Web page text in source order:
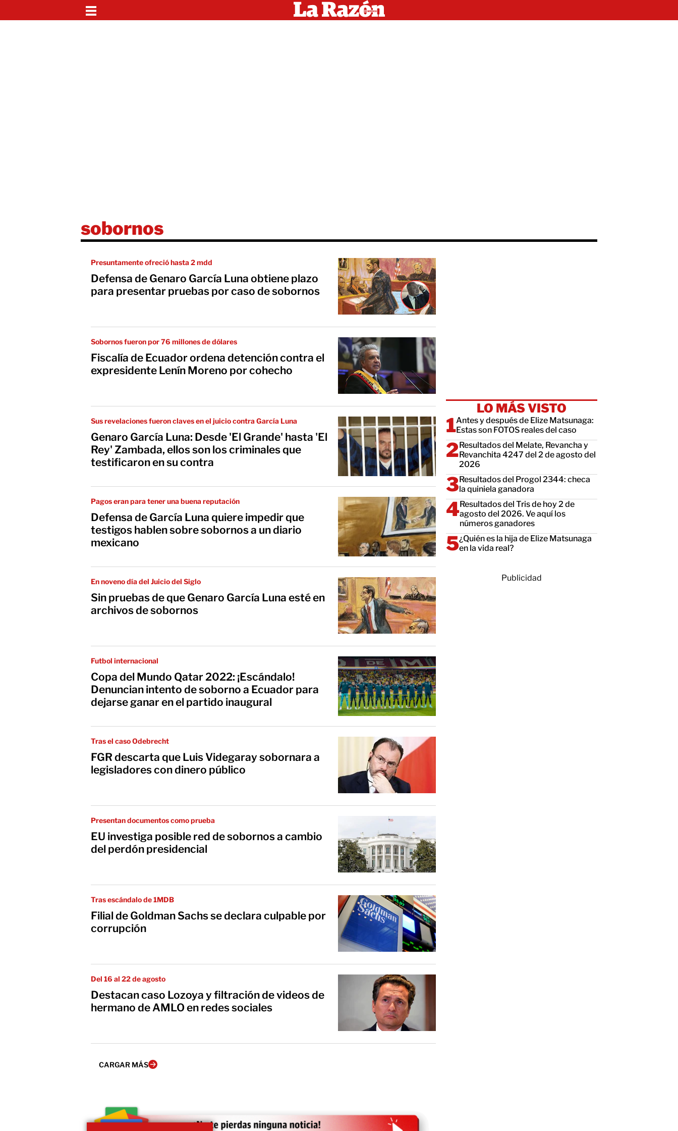
sobornos
Presuntamente ofreció hasta 2 mdd
Defensa de Genaro García Luna obtiene plazo
para presentar pruebas por caso de sobornos
Sobornos fueron por 76 millones de dólares
Fiscalía de Ecuador ordena detención contra el
expresidente Lenín Moreno por cohecho
Sus revelaciones fueron claves en el juicio contra García Luna
Genaro García Luna: Desde 'El Grande' hasta 'El
Rey' Zambada, ellos son los criminales que
testificaron en su contra
Pagos eran para tener una buena reputación
Defensa de García Luna quiere impedir que
testigos hablen sobre sobornos a un diario
mexicano
En noveno día del Juicio del Siglo
Sin pruebas de que Genaro García Luna esté en
archivos de sobornos
Futbol internacional
Copa del Mundo Qatar 2022: ¡Escándalo!
Denuncian intento de soborno a Ecuador para
dejarse ganar en el partido inaugural
Tras el caso Odebrecht
FGR descarta que Luis Videgaray sobornara a
legisladores con dinero público
Presentan documentos como prueba
EU investiga posible red de sobornos a cambio
del perdón presidencial
Tras escándalo de 1MDB
Filial de Goldman Sachs se declara culpable por
corrupción
Del 16 al 22 de agosto
Destacan caso Lozoya y filtración de videos de
hermano de AMLO en redes sociales
CARGAR MÁS
LO MÁS VISTO
Antes y después de Elize Matsunaga:
Estas son FOTOS reales del caso
Resultados del Melate, Revancha y
Revanchita 4247 del 2 de agosto del
2026
Resultados del Progol 2344: checa
la quiniela ganadora
Resultados del Tris de hoy 2 de
agosto del 2026. Ve aquí los
números ganadores
¿Quién es la hija de Elize Matsunaga
en la vida real?
Publicidad